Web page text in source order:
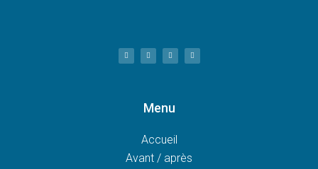
Menu
Accueil
Avant / après